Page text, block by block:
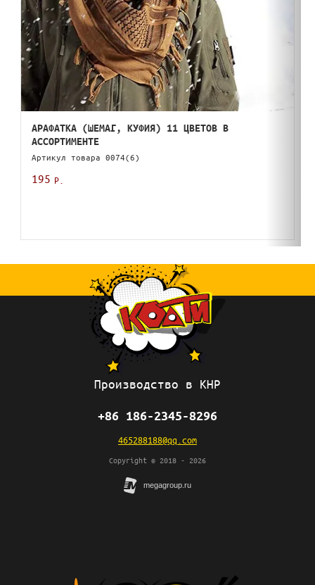
АРАФАТКА (ШЕМАГ, КУФИЯ) 11 ЦВЕТОВ В
АССОРТИМЕНТЕ
Артикул товара 0074(6)
195 Р.
Производство в КНР
+86 186-2345-8296
465288188@qq.com
Copyright © 2018 - 2026